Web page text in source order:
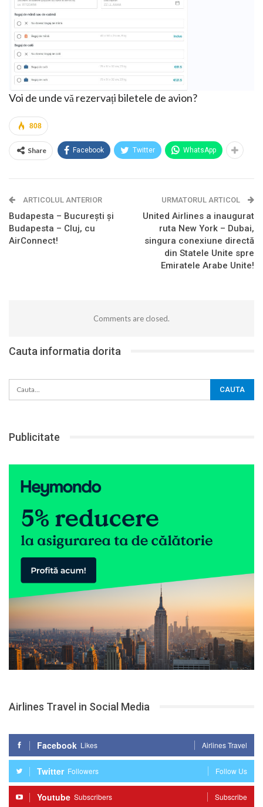
Voi de unde vă rezervați biletele de avion?
808
Share Facebook Twitter WhatsApp
ARTICOLUL ANTERIOR
Budapesta – București și
Budapesta – Cluj, cu
AirConnect!
URMATORUL ARTICOL
United Airlines a inaugurat
ruta New York – Dubai,
singura conexiune directă
din Statele Unite spre
Emiratele Arabe Unite!
Comments are closed.
Cauta informatia dorita
Publicitate
Airlines Travel in Social Media
Facebook Likes Airlines Travel
Twitter Followers Follow Us
Youtube Subscribers Subscribe